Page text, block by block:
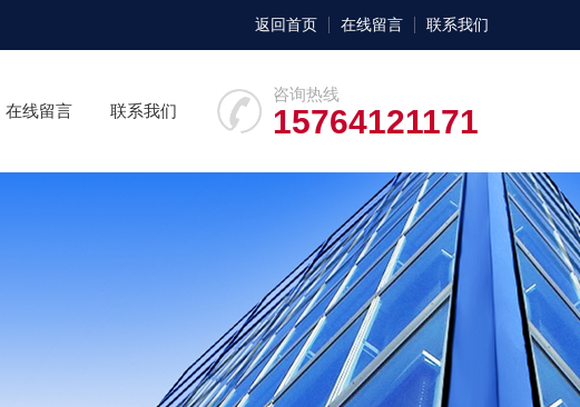
返回首页 在线留言 联系我们
咨询热线
15764121171
在线留言 联系我们